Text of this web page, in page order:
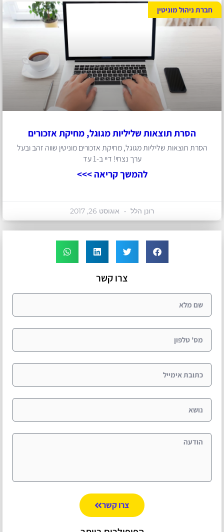
חברת ניהול מוניטין
הסרת תוצאות שליליות מגוגל, מחיקת אזכורים
הסרת תוצאות שליליות מגוגל, מחיקת אזכורים מוניטין שווה זהב ובעל
ערך נצחי! דיי ב-1 עד
להמשך קריאה >>>
רונן הלל אוגוסט 26, 2017
צרו קשר
צרו קשר